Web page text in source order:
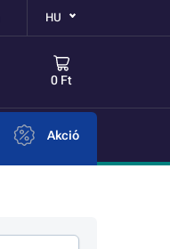
HU
0 Ft
Akció